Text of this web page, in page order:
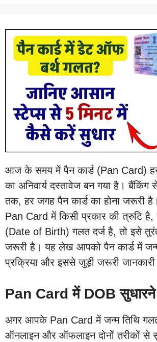
आज के समय में पैन कार्ड (Pan Card) हर
का अनिवार्य दस्तावेज बन गया है।
तक, हर जगह पैन कार्ड का होना जरूरी
Pan Card में किसी प्रकार की त्रुटि है,
(Date of Birth) गलत दर्ज है, तो इसे
जरूरी है। यह लेख आपको पैन कार्ड में
प्रक्रिया और इससे जुड़ी जरूरी जानकारी
Pan Card में DOB सुधारने
अगर आपके Pan Card में जन्म तिथि
ऑनलाइन और ऑफलाइन दोनों तरीकों से